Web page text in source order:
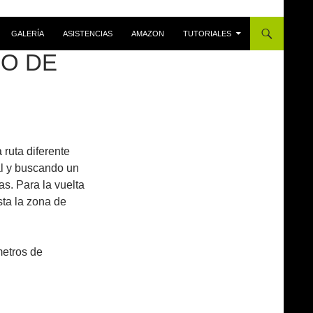
GALERÍA ASISTENCIAS AMAZON TUTORIALES
DE
ruta diferente
y buscando un
Para la vuelta
la zona de
de